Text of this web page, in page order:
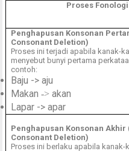
Proses Fonologi
Penghapusan Konsonan
Consonant Deletion)
Proses ini terjadi apabila kanak-
menyebut bunyi pertama
contoh:
Baju -> aju
Makan -> akan
Lapar -> apar
Penghapusan Konsonan Akhir
Consonant Deletion)
Proses ini berlaku apabila kanak-